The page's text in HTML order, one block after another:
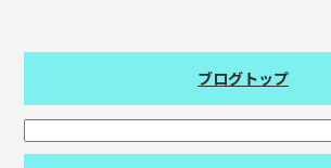
ブログトップ